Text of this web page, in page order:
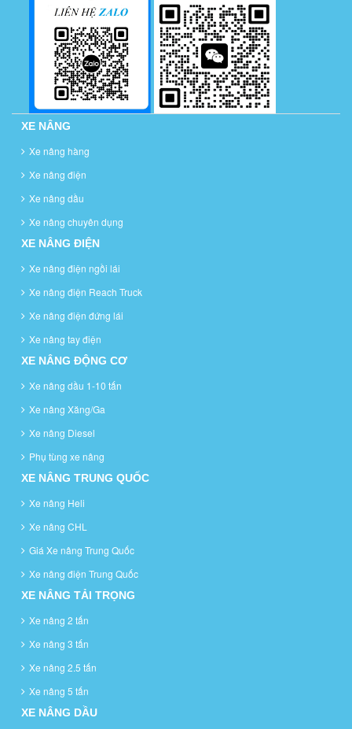
XE NÂNG
Xe nâng hàng
Xe nâng điện
Xe nâng dầu
Xe nâng chuyên dụng
XE NÂNG ĐIỆN
Xe nâng điện ngồi lái
Xe nâng điện Reach Truck
Xe nâng điện đứng lái
Xe nâng tay điện
XE NÂNG ĐỘNG CƠ
Xe nâng dầu 1-10 tấn
Xe nâng Xăng/Ga
Xe nâng Diesel
Phụ tùng xe nâng
XE NÂNG TRUNG QUỐC
Xe nâng Heli
Xe nâng CHL
Giá Xe nâng Trung Quốc
Xe nâng điện Trung Quốc
XE NÂNG TẢI TRỌNG
Xe nâng 2 tấn
Xe nâng 3 tấn
Xe nâng 2.5 tấn
Xe nâng 5 tấn
XE NÂNG DẦU